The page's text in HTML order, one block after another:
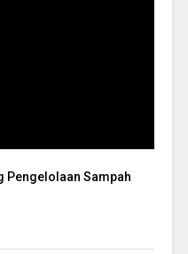
Pengelolaan Sampah